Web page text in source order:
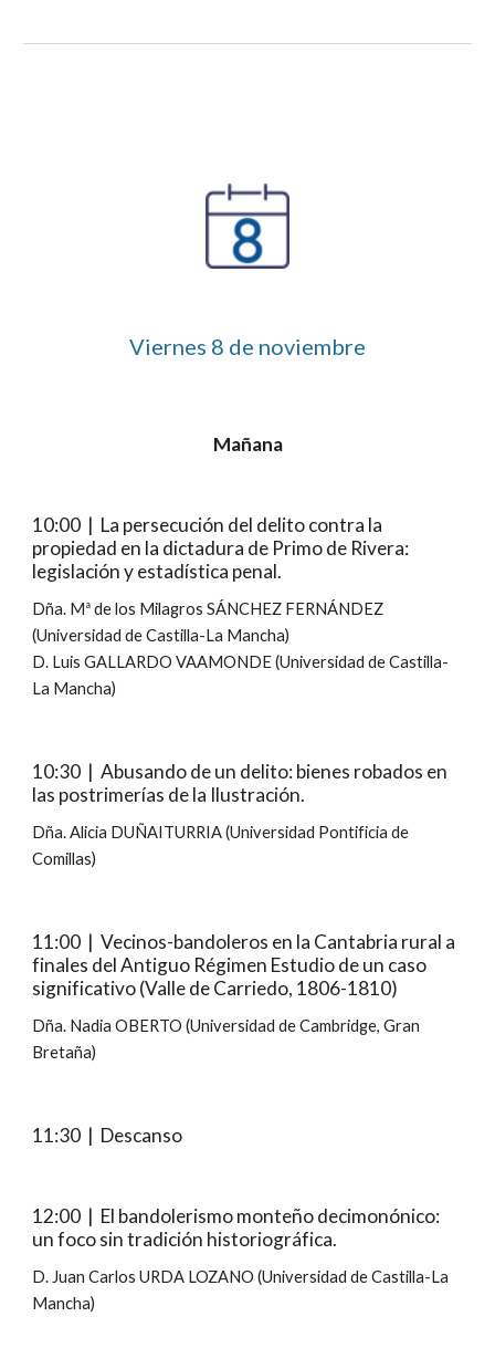
Viernes 8 de noviembre
Mañana
10:00  |  La persecución del delito contra la
propiedad en la dictadura de Primo de Rivera:
legislación y estadística penal.
Dña. Mª de los Milagros SÁNCHEZ FERNÁNDEZ
(Universidad de Castilla-La Mancha)
D. Luis GALLARDO VAAMONDE (Universidad de Castilla-
La Mancha)
10:30  |  Abusando de un delito: bienes robados en
las postrimerías de la Ilustración.
Dña. Alicia DUÑAITURRIA (Universidad Pontificia de
Comillas)
11:00  |  Vecinos-bandoleros en la Cantabria rural a
finales del Antiguo Régimen Estudio de un caso
significativo (Valle de Carriedo, 1806-1810)
Dña. Nadia OBERTO (Universidad de Cambridge, Gran
Bretaña)
11:30  |  Descanso
12:00  |  El bandolerismo monteño decimonónico:
un foco sin tradición historiográfica.
D. Juan Carlos URDA LOZANO (Universidad de Castilla-La
Mancha)